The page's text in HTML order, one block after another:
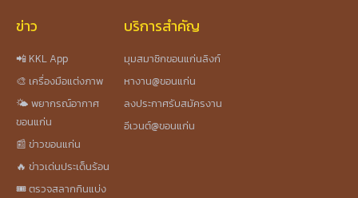
ข่าว
📲 KKL App
🎨 เครื่องมือแต่งภาพ
🌤️ พยากรณ์อากาศ
ขอนแก่น
📰 ข่าวขอนแก่น
🔥 ข่าวเด่นประเด็นร้อน
🎟️ ตรวจสลากกินแบ่ง
บริการสำคัญ
มุมสมาชิกขอนแก่นลิงก์
หางาน@ขอนแก่น
ลงประกาศรับสมัครงาน
อีเวนต์@ขอนแก่น